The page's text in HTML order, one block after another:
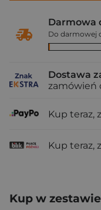
Darmowa
Do darmowej
Dostawa
zamówień
Kup teraz,
Kup teraz,
Kup w zestawie